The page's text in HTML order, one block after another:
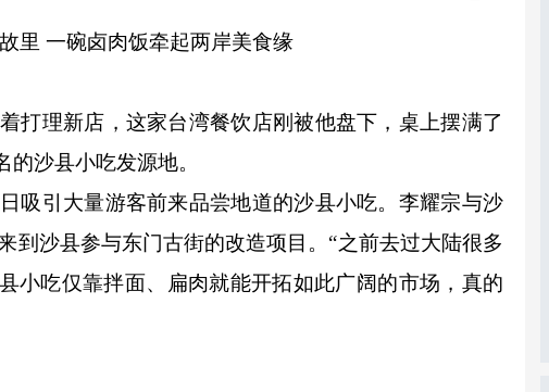
里 一碗卤肉饭牵起两岸美食缘
理新店，这家台湾餐饮店刚被他盘下，桌上摆满了
沙县小吃发源地。
引大量游客前来品尝地道的沙县小吃。李耀宗与沙
到沙县参与东门古街的改造项目。“之前去过大陆很多
小吃仅靠拌面、扁肉就能开拓如此广阔的市场，真的